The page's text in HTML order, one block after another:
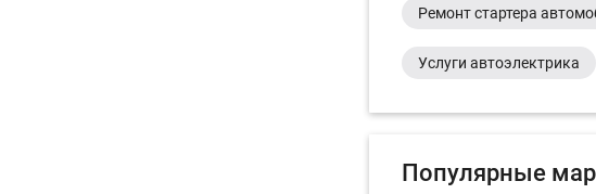
Ремонт стартера
Услуги автоэлектрика
Популярные